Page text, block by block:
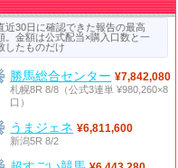
近30日に確認できた報告の最高
。金額は公式配当×購入口数と一
したものだけ
勝馬総合センター ¥7,842,080
札幌8R 8/8（公式3連単 ¥980,260×8
口）
うまジェネ ¥6,811,600
新潟5R 8/2